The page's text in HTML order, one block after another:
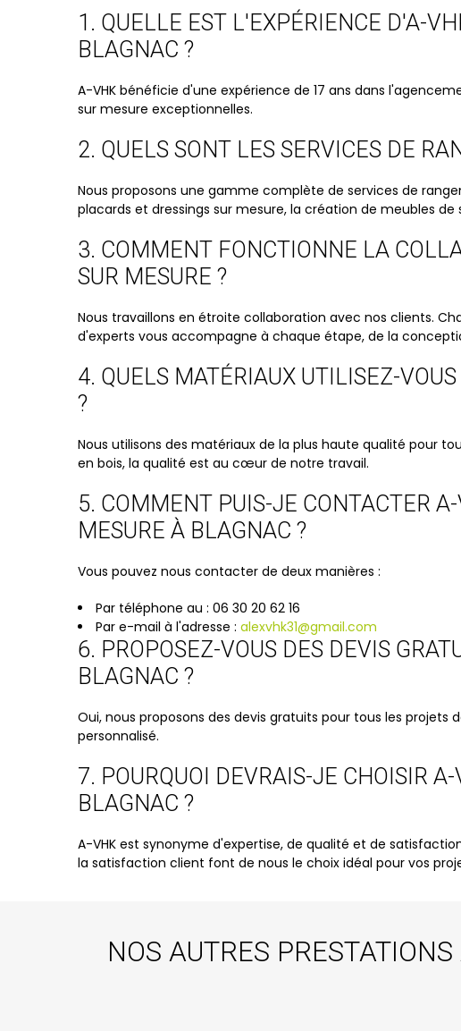
1. QUELLE EST L'EXPÉRIENCE D'A-
BLAGNAC ?
A-VHK bénéficie d'une expérience de 17 ans dans
sur mesure exceptionnelles.
2. QUELS SONT LES SERVICES DE
Nous proposons une gamme complète de services de
placards et dressings sur mesure, la création de meubles
3. COMMENT FONCTIONNE LA
SUR MESURE ?
Nous travaillons en étroite collaboration avec nos clients.
d'experts vous accompagne à chaque étape, de la
4. QUELS MATÉRIAUX UTILISEZ-
?
Nous utilisons des matériaux de la plus haute qualité pour
en bois, la qualité est au cœur de notre travail.
5. COMMENT PUIS-JE CONTACTER
MESURE À BLAGNAC ?
Vous pouvez nous contacter de deux manières :
Par téléphone au : 06 30 20 62 16
Par e-mail à l'adresse : alexvhk31@gmail.com
6. PROPOSEZ-VOUS DES DEVIS
BLAGNAC ?
Oui, nous proposons des devis gratuits pour tous les
personnalisé.
7. POURQUOI DEVRAIS-JE CHOISIR
BLAGNAC ?
A-VHK est synonyme d'expertise, de qualité et de
la satisfaction client font de nous le choix idéal pour vos
NOS AUTRES